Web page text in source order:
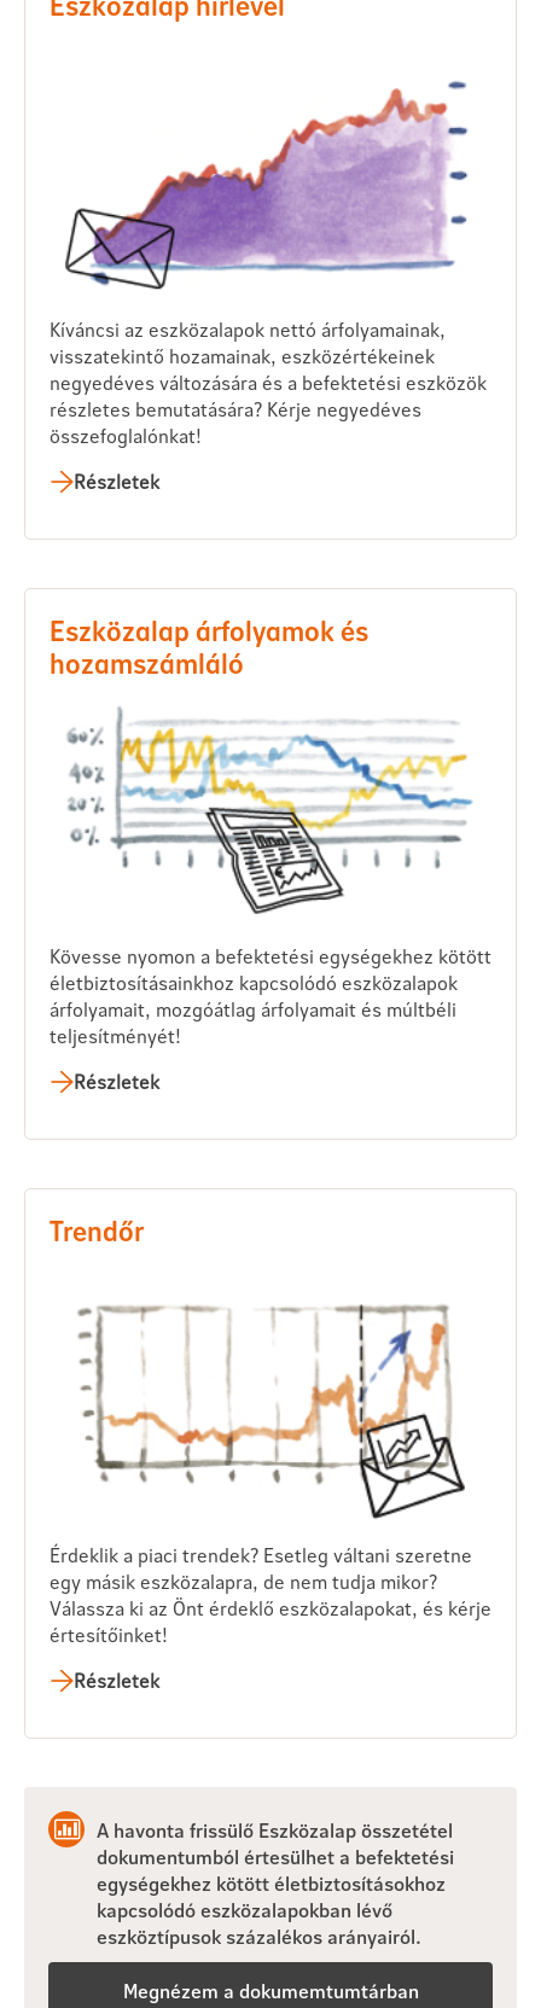
Kíváncsi az eszközalapok nettó árfolyamainak,
visszatekintő hozamainak, eszközértékeinek
negyedéves változására és a befektetési eszközök
részletes bemutatására? Kérje negyedéves
összefoglalónkat!
Részletek
Eszközalap árfolyamok és
hozamszámláló
Kövesse nyomon a befektetési egységekhez kötött
életbiztosításainkhoz kapcsolódó eszközalapok
árfolyamait, mozgóátlag árfolyamait és múltbéli
teljesítményét!
Részletek
Trendőr
Érdeklik a piaci trendek? Esetleg váltani szeretne
egy másik eszközalapra, de nem tudja mikor?
Válassza ki az Önt érdeklő eszközalapokat, és kérje
értesítőinket!
Részletek
A havonta frissülő Eszközalap összetétel
dokumentumból értesülhet a befektetési
egységekhez kötött életbiztosításokhoz
kapcsolódó eszközalapokban lévő
eszköztípusok százalékos arányairól.
Megnézem a dokumemtumtárban